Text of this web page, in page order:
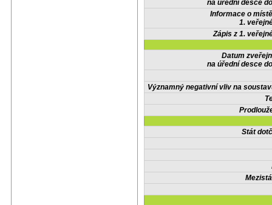
na úřední desce
Informace o
1.
Zápis z 1.
Datum
na úřední desce
Významný negativní vliv na
Stát